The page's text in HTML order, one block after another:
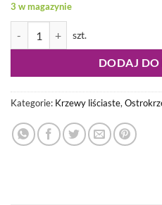
3 w magazynie
DODAJ
Kategorie: Krzewy liściaste,